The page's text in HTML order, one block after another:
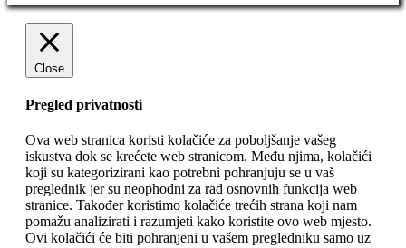
Close
Pregled privatnosti
Ova web stranica koristi kolačiće za poboljšanje vašeg
iskustva dok se krećete web stranicom. Među njima, kolačići
koji su kategorizirani kao potrebni pohranjuju se u vaš
preglednik jer su neophodni za rad osnovnih funkcija web
stranice. Također koristimo kolačiće trećih strana koji nam
pomažu analizirati i razumjeti kako koristite ovo web mjesto.
Ovi kolačići će biti pohranjeni u vašem pregledniku samo uz